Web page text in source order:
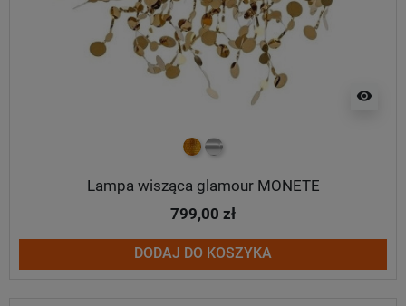
visibility
złotychrom
Lampa wisząca glamour MONETE
799,00 zł
DODAJ DO KOSZYKA